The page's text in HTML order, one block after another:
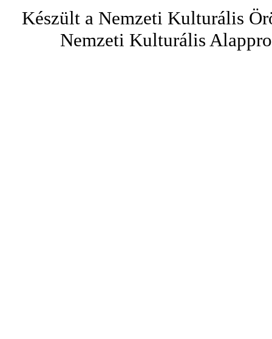
Készült a Nemzeti Kulturális
Nemzeti Kulturális